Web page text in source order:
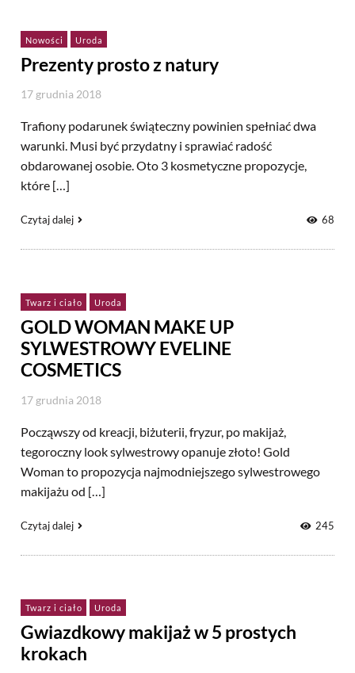
Nowości Uroda
Prezenty prosto z natury
17 grudnia 2018
Trafiony podarunek świąteczny powinien spełniać dwa
warunki. Musi być przydatny i sprawiać radość
obdarowanej osobie. Oto 3 kosmetyczne propozycje,
które […]
Czytaj dalej 68
Twarz i ciało Uroda
GOLD WOMAN MAKE UP
SYLWESTROWY EVELINE
COSMETICS
17 grudnia 2018
Począwszy od kreacji, biżuterii, fryzur, po makijaż,
tegoroczny look sylwestrowy opanuje złoto! Gold
Woman to propozycja najmodniejszego sylwestrowego
makijażu od […]
Czytaj dalej 245
Twarz i ciało Uroda
Gwiazdkowy makijaż w 5 prostych
krokach